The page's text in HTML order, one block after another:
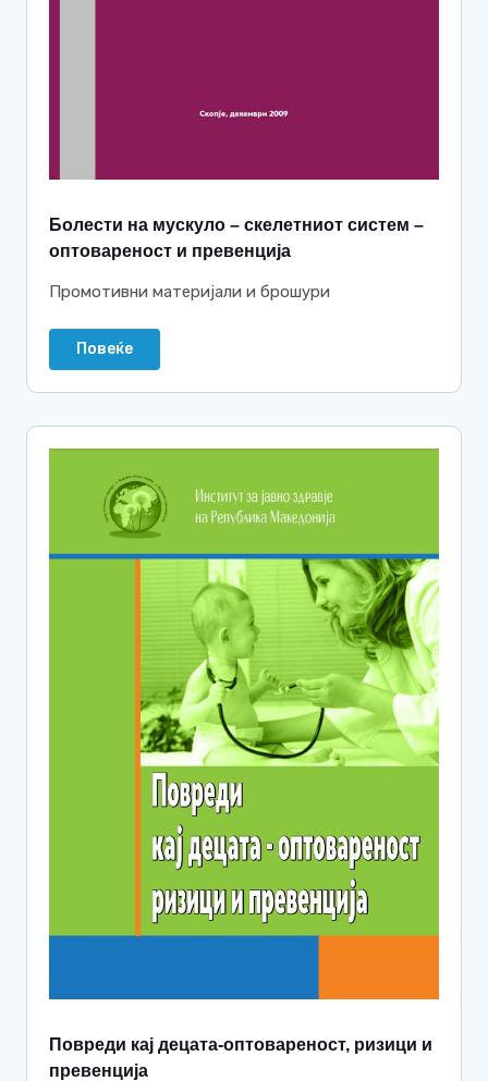
Болести на мускуло – скелетниот систем –
оптовареност и превенција
Промотивни материјали и брошури
Повеќе
Повреди кај децата-оптовареност, ризици и
превенција